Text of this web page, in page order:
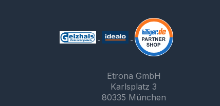
Etrona GmbH
Karlsplatz 3
80335 München